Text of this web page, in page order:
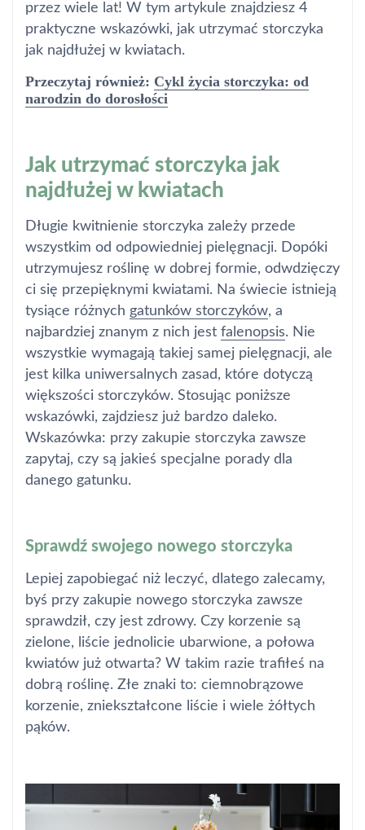
przez wiele lat! W tym artykule znajdziesz 4
praktyczne wskazówki, jak utrzymać storczyka
jak najdłużej w kwiatach.
Przeczytaj również: Cykl życia storczyka: od
narodzin do dorosłości
Jak utrzymać storczyka jak
najdłużej w kwiatach
Długie kwitnienie storczyka zależy przede
wszystkim od odpowiedniej pielęgnacji. Dopóki
utrzymujesz roślinę w dobrej formie, odwdzięczy
ci się przepięknymi kwiatami. Na świecie istnieją
tysiące różnych gatunków storczyków, a
najbardziej znanym z nich jest falenopsis. Nie
wszystkie wymagają takiej samej pielęgnacji, ale
jest kilka uniwersalnych zasad, które dotyczą
większości storczyków. Stosując poniższe
wskazówki, zajdziesz już bardzo daleko.
Wskazówka: przy zakupie storczyka zawsze
zapytaj, czy są jakieś specjalne porady dla
danego gatunku.
Sprawdź swojego nowego storczyka
Lepiej zapobiegać niż leczyć, dlatego zalecamy,
byś przy zakupie nowego storczyka zawsze
sprawdził, czy jest zdrowy. Czy korzenie są
zielone, liście jednolicie ubarwione, a połowa
kwiatów już otwarta? W takim razie trafiłeś na
dobrą roślinę. Złe znaki to: ciemnobrązowe
korzenie, zniekształcone liście i wiele żółtych
pąków.